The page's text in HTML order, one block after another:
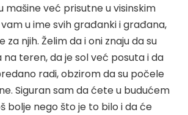
mašine već prisutne u visinskim
u ime svih građanki i građana,
za njih. Želim da i oni znaju da su
na teren, da je sol već posuta i da
radi, obzirom da su počele
Siguran sam da ćete u budućem
bolje nego što je to bilo i da će